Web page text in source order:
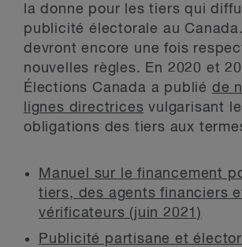
la donne pour les tiers qui
publicité électorale au
devront encore une fois
nouvelles règles. En 2020 et
Élections Canada a publié de
lignes directrices vulgarisant
obligations des tiers aux
Manuel sur le financement
tiers, des agents financiers
vérificateurs (juin 2021)
Publicité partisane et